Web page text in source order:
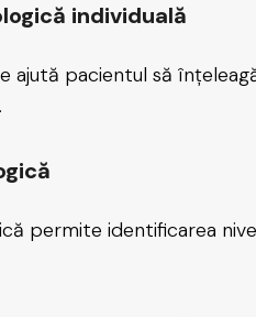
individuală
ajută pacientul să
permite identificarea